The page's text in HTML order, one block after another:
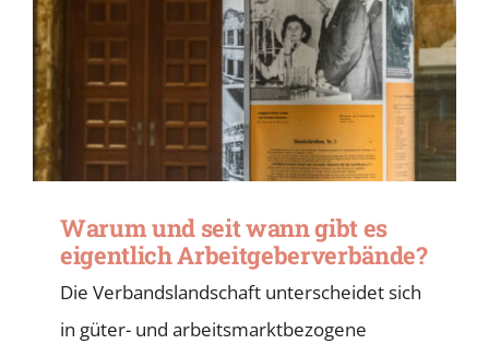
Warum und seit wann gibt es
eigentlich Arbeitgeber­verbände?
Die Verbandslandschaft unterscheidet sich
in güter- und arbeitsmarktbezogene